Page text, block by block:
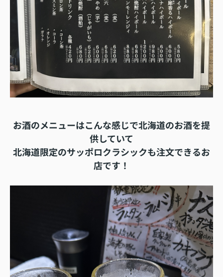
お酒のメニューはこんな感じで北海道のお酒を提
供していて
北海道限定のサッポロクラシックも注文できるお
店です！